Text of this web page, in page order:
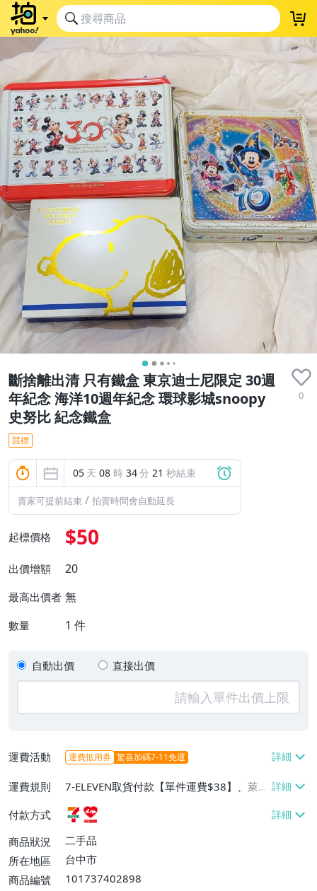
斷捨離出清 只有鐵盒 東京迪士尼限定 30週
年紀念 海洋10週年紀念 環球影城snoopy
史努比 紀念鐵盒
0
競標
05 天 08 時 34分 19 秒結束
賣家可提前結束 / 拍賣時間會自動延長
起標價格 $50
出價增額 20
最高出價者 無
數量 1 件
自動出價 直接出價
運費活動 運費抵用券 驚喜加碼7-11免運
運費規則
7-ELEVEN取貨付款【單件運費$38】、萊爾
富取貨付款【單件運費$60】
付款方式
商品狀況
二手品
所在地區
台中市
商品編號
101737402898